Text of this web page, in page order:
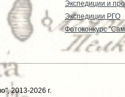
Экспедиции и
Экспедиции РГО
Фотоконкурс
2013-2026 г.